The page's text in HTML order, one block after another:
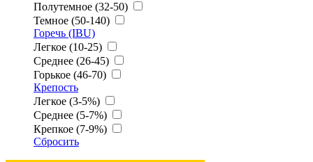
Полутемное (32-50)
Темное (50-140)
Горечь (IBU)
Легкое (10-25)
Среднее (26-45)
Горькое (46-70)
Крепость
Легкое (3-5%)
Среднее (5-7%)
Крепкое (7-9%)
Сбросить